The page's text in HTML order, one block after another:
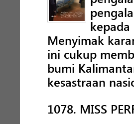
Menyimak
ini cukup
bumi
kesastraan
1078. MISS